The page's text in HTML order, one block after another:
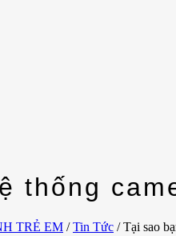
thống
TRẺ EM / Tin Tức / Tại sao